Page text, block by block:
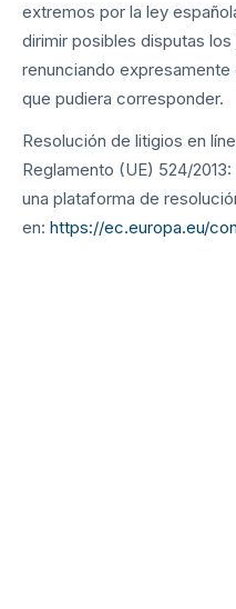
extremos por la ley
dirimir posibles disputas
renunciando
que pudiera corresponder.
Resolución de litigios en
Reglamento (UE) 524/
una plataforma de
en: https://ec.europa.eu/